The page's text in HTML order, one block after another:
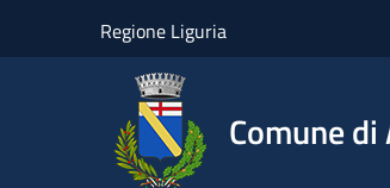
Regione Liguria
Comune